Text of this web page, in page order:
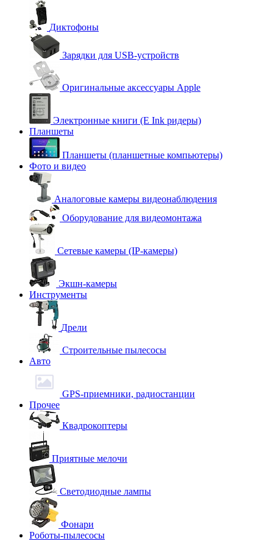
Диктофоны
Зарядки для USB-устройств
Оригинальные аксессуары Apple
Электронные книги (E Ink ридеры)
Планшеты
Планшеты (планшетные компьютеры)
Фото и видео
Аналоговые камеры видеонаблюдения
Оборудование для видеомонтажа
Сетевые камеры (IP-камеры)
Экшн-камеры
Инструменты
Дрели
Строительные пылесосы
Авто
GPS-приемники, радиостанции
Прочее
Квадрокоптеры
Приятные мелочи
Светодиодные лампы
Фонари
Роботы-пылесосы